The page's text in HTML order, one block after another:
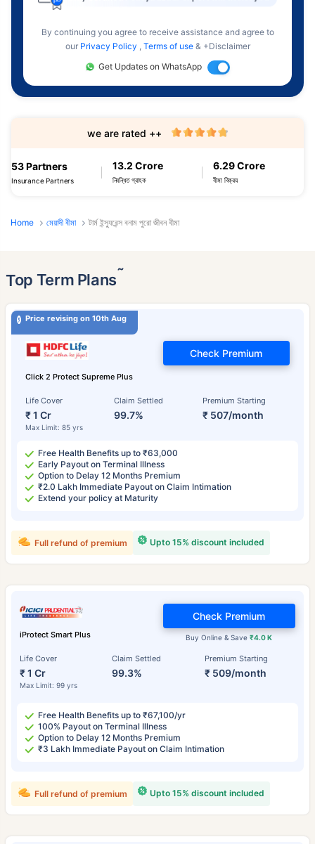
By continuing you agree to receive assistance and agree to
our Privacy Policy , Terms of use & +Disclaimer
Get Updates on WhatsApp
53 Partners
Insurance Partners
13.2 Crore
নিবন্ধিত গ্রাহক
6.29 Crore
বীমা বিক্রয়
we are rated ++
Home মেয়াদী বীমা টার্ম ইন্স্যুরেন্স বনাম পুরো জীবন বীমা
Top Term Plans˜
Price revising on 10th Aug
Click 2 Protect Supreme Plus
Life Cover
₹ 1 Cr
Max Limit: 85 yrs
Claim Settled
99.7%
Premium Starting
₹ 507/month
Check Premium
Free Health Benefits up to ₹63,000
Early Payout on Terminal Illness
Option to Delay 12 Months Premium
₹2.0 Lakh Immediate Payout on Claim Intimation
Extend your policy at Maturity
Upto 15% discount included
Full refund of premium
iProtect Smart Plus
Life Cover
₹ 1 Cr
Max Limit: 99 yrs
Claim Settled
99.3%
Premium Starting
₹ 509/month
Buy Online & Save₹4.0 K
Check Premium
Free Health Benefits up to ₹67,100/yr
100% Payout on Terminal Illness
Option to Delay 12 Months Premium
₹3 Lakh Immediate Payout on Claim Intimation
Upto 15% discount included
Full refund of premium